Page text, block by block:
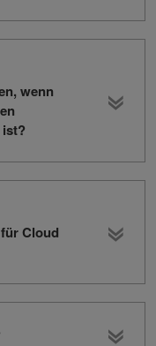
wenn
Cloud